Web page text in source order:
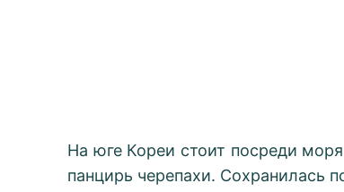
На юге Кореи стоит посреди
панцирь черепахи. Сохранилась